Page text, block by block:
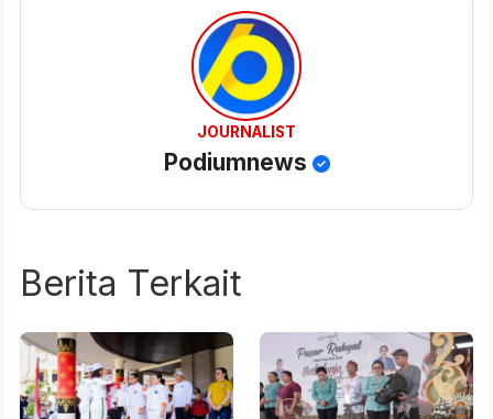
JOURNALIST
Podiumnews
Berita Terkait